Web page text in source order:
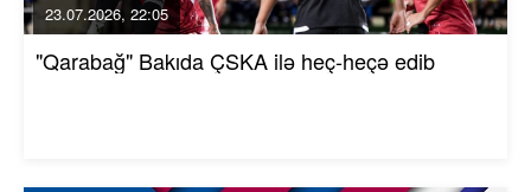
23.07.2026, 22:05
"Qarabağ" Bakıda ÇSKA ilə heç-heçə edib